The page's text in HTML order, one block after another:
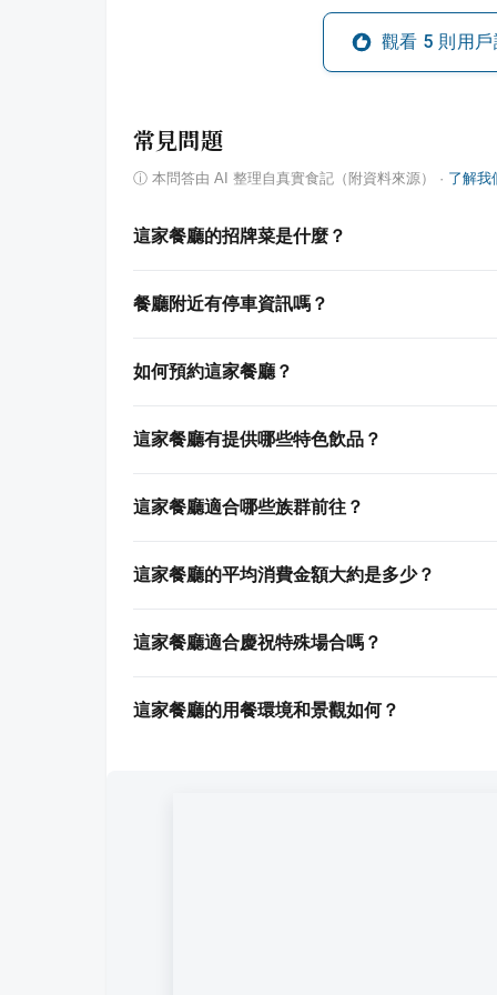
觀看 5 則用
常見問題
ⓘ 本問答由 AI 整理自真實食記（附資料來源） · 了解我
這家餐廳的招牌菜是什麼？
餐廳附近有停車資訊嗎？
如何預約這家餐廳？
這家餐廳有提供哪些特色飲品？
這家餐廳適合哪些族群前往？
這家餐廳的平均消費金額大約是多少？
這家餐廳適合慶祝特殊場合嗎？
這家餐廳的用餐環境和景觀如何？